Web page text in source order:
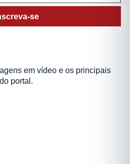
se
em vídeo e os principais
portal.